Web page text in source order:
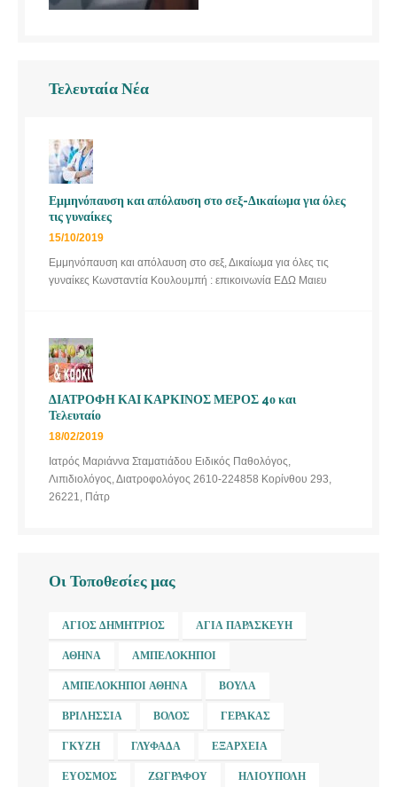
Τελευταία Νέα
Εμμηνόπαυση και απόλαυση στο σεξ-Δικαίωμα για όλες
τις γυναίκες
15/10/2019
Εμμηνόπαυση και απόλαυση στο σεξ, Δικαίωμα για όλες τις
γυναίκες Κωνσταντία Κουλουμπή : επικοινωνία ΕΔΩ Μαιευ
ΔΙΑΤΡΟΦΗ ΚΑΙ ΚΑΡΚΙΝΟΣ ΜΕΡΟΣ 4ο και
Τελευταίο
18/02/2019
Ιατρός Μαριάννα Σταματιάδου Ειδικός Παθολόγος,
Λιπιδιολόγος, Διατροφολόγος 2610-224858 Κορίνθου 293,
26221, Πάτρ
Οι Τοποθεσίες μας
ΆΓΙΟΣ ΔΗΜΉΤΡΙΟΣ ΑΓΊΑ ΠΑΡΑΣΚΕΥΉ
ΑΘΉΝΑ ΑΜΠΕΛΌΚΗΠΟΙ
ΑΜΠΕΛΌΚΗΠΟΙ ΑΘΉΝΑ ΒΟΎΛΑ
ΒΡΙΛΉΣΣΙΑ ΒΌΛΟΣ ΓΈΡΑΚΑΣ
ΓΚΎΖΗ ΓΛΥΦΆΔΑ ΕΞΆΡΧΕΙΑ
ΕΎΟΣΜΟΣ ΖΩΓΡΆΦΟΥ ΗΛΙΟΎΠΟΛΗ